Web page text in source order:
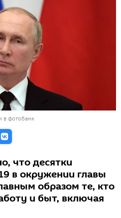
в фотобанк
что десятки
в окружении главы
образом те, кто
и быт, включая